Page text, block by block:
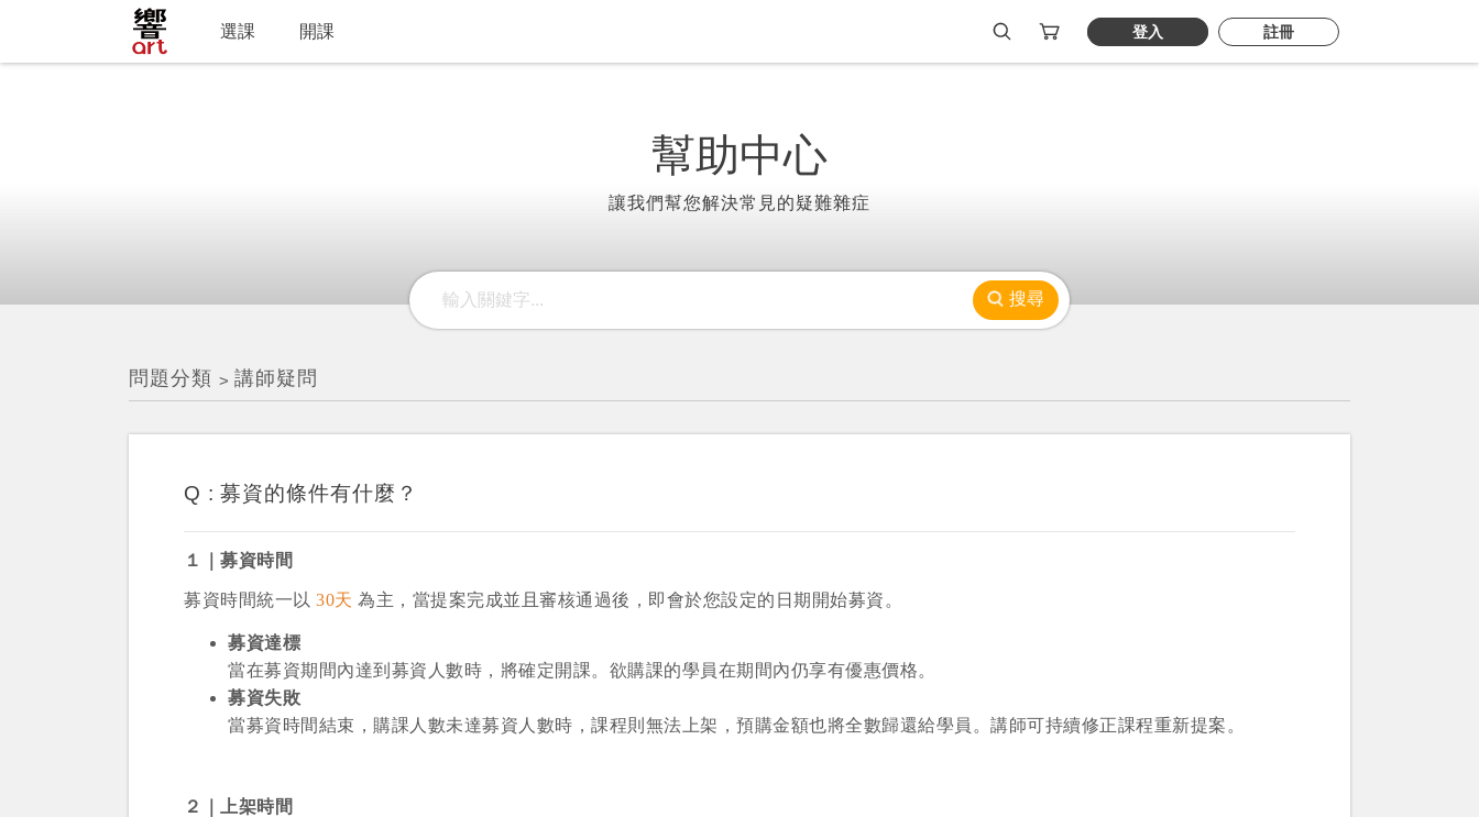
選課 開課 登入 註冊
幫助中心
讓我們幫您解決常見的疑難雜症
搜尋
問題分類 講師疑問
Q : 募資的條件有什麼？
１｜募資時間
募資時間統一以 30天 為主，當提案完成並且審核通過後，即會於您設定的日期開始募資。
募資達標
當在募資期間內達到募資人數時，將確定開課。欲購課的學員在期間內仍享有優惠價格。
募資失敗
當募資時間結束，購課人數未達募資人數時，課程則無法上架，預購金額也將全數歸還給學員。講師可持續修正課程重新提案。
２｜上架時間